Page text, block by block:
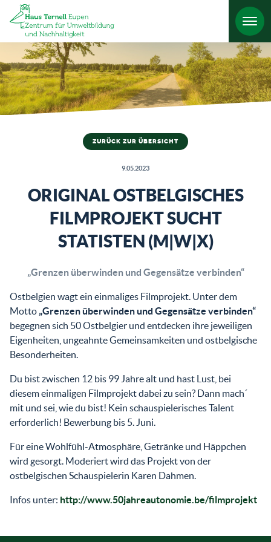
ZURÜCK ZUR ÜBERSICHT
9.05.2023
ORIGINAL OSTBELGISCHES
FILMPROJEKT SUCHT
STATISTEN (M|W|X)
„Grenzen überwinden und Gegensätze verbinden“
Ostbelgien wagt ein einmaliges Filmprojekt. Unter dem
Motto „Grenzen überwinden und Gegensätze verbinden“
begegnen sich 50 Ostbelgier und entdecken ihre jeweiligen
Eigenheiten, ungeahnte Gemeinsamkeiten und ostbelgische
Besonderheiten.
Du bist zwischen 12 bis 99 Jahre alt und hast Lust, bei
diesem einmaligen Filmprojekt dabei zu sein? Dann mach´
mit und sei, wie du bist! Kein schauspielerisches Talent
erforderlich! Bewerbung bis 5. Juni.
Für eine Wohlfühl-Atmosphäre, Getränke und Häppchen
wird gesorgt. Moderiert wird das Projekt von der
ostbelgischen Schauspielerin Karen Dahmen.
Infos unter: http://www.50jahreautonomie.be/filmprojekt